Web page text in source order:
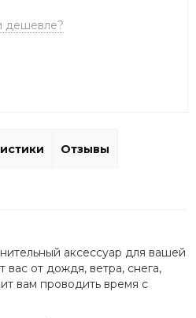
Отзывы
аксессуар для вашей
от дождя, ветра, снега,
вам проводить время с